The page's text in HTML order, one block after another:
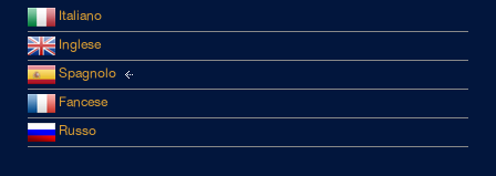
Italiano
Inglese
Spagnolo
Fancese
Russo